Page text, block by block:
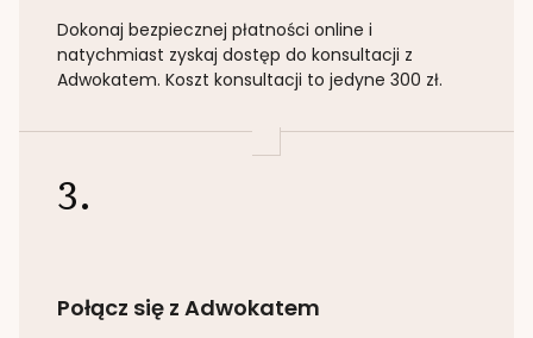
Dokonaj bezpiecznej płatności online i
natychmiast zyskaj dostęp do konsultacji z
Adwokatem. Koszt konsultacji to jedyne 300 zł.
3.
Połącz się z Adwokatem